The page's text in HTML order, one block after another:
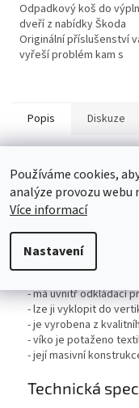
Používáme cookies,
analýze provozu
Více informací
Nastavení
Odpadkový koš do
dveří z nabídky Škoda
Originální příslušenství
vyřeší problém kam s
Popis Diskuze
Detailní popis
Loketní opěrka je
komfort jízdy zejména
Loketní opěrka
- zlepšuje ergonomii
- má uvnitř odkládací
- lze ji vyklopit do
- je vyrobena z
- víko je potaženo
- její masivní
Technická